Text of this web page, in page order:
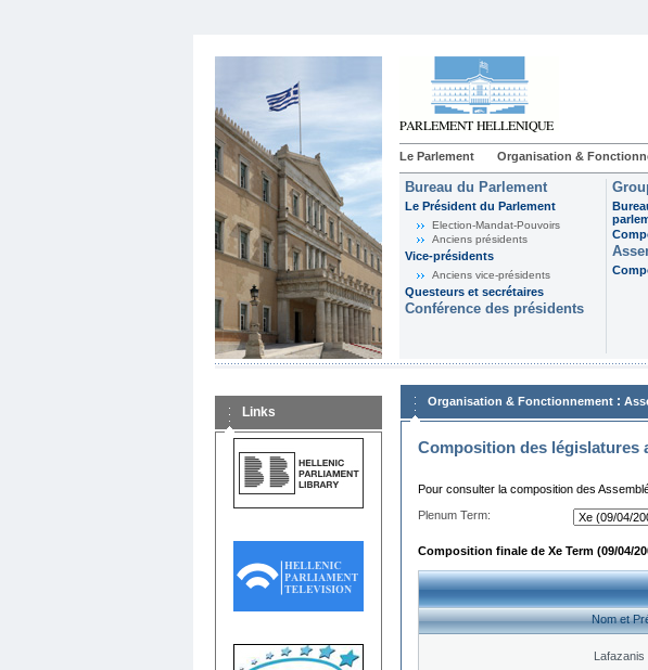
Le Parlement Organisation &
Bureau du Parlement
Le Président du Parlement
Election-Mandat-Pouvoirs
Anciens présidents
Vice-présidents
Anciens vice-présidents
Questeurs et secrétaires
Conférence des présidents
Links
Organisation & Fonctionnement :
Composition des législatures
Pour consulter la composition des
Plenum Term:
Composition finale de Xe Term (09/04/
Nom et
Lafazanis